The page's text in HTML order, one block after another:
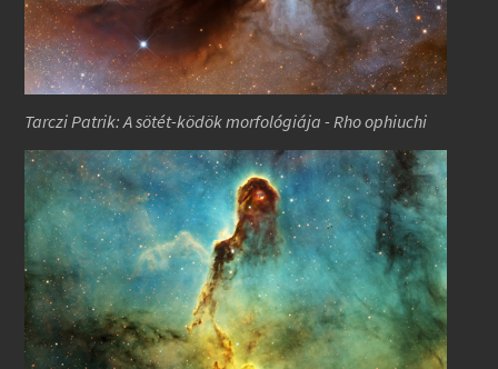
Tarczi Patrik: A sötét-ködök morfológiája - Rho ophiuchi